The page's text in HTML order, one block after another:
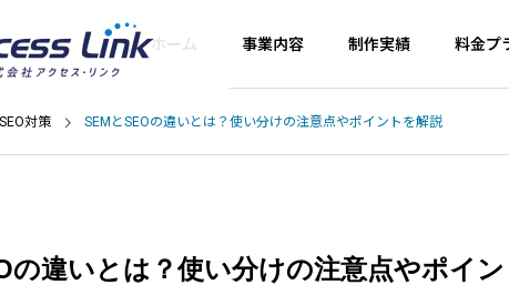
ホーム 事業内容 制作実績 料金プ
SEO対策 SEMとSEOの違いとは？使い分けの注意点やポイントを解説
の違いとは？使い分けの注意点やポイ